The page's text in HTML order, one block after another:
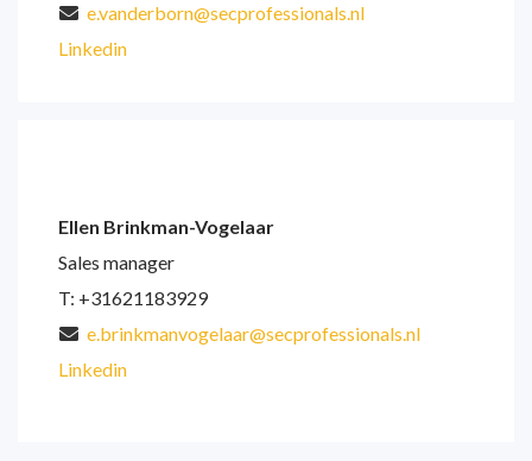
e.vanderborn@secprofessionals.nl
Linkedin
Ellen Brinkman-Vogelaar
Sales manager
T: +31621183929
e.brinkmanvogelaar@secprofessionals.nl
Linkedin